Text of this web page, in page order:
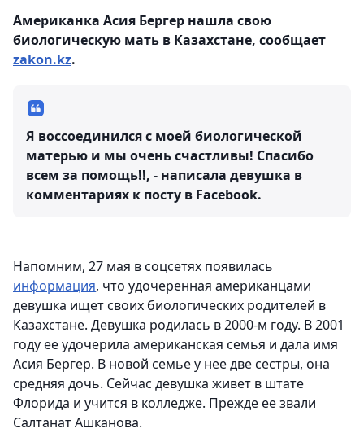
Американка Асия Бергер нашла свою
биологическую мать в Казахстане, сообщает
zakon.kz.
Я воссоединился с моей биологической
матерью и мы очень счастливы! Спасибо
всем за помощь!!, - написала девушка в
комментариях к посту в Facebook.
Напомним, 27 мая в соцсетях появилась
информация, что удочеренная американцами
девушка ищет своих биологических родителей в
Казахстане. Девушка родилась в 2000-м году. В 2001
году ее удочерила американская семья и дала имя
Асия Бергер. В новой семье у нее две сестры, она
средняя дочь. Сейчас девушка живет в штате
Флорида и учится в колледже. Прежде ее звали
Салтанат Ашканова.